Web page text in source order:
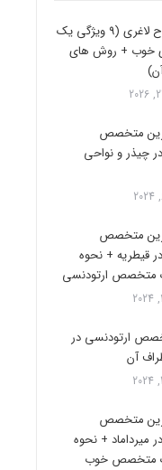
بهترین جراح لاغری (9 ویژگی یک
خوب + روش های
متخصص
چیذر و نواحی
متخصص
قیطریه + نحوه
متخصص ارتودنسی
ارتودنسی در
آن
متخصص
میرداماد + نحوه
متخصص خوب